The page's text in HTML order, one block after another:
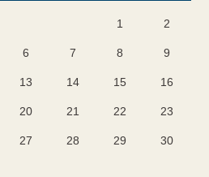
1 2
6 7 8 9
13 14 15 16
20 21 22 23
27 28 29 30